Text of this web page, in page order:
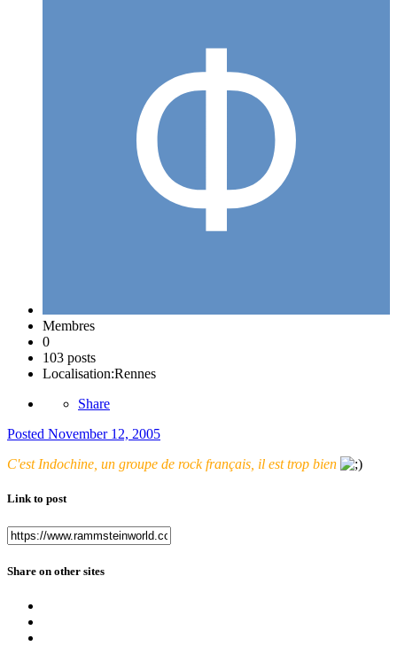
Membres
0
103 posts
Localisation:Rennes
Share
Posted November 12, 2005
C'est Indochine, un groupe de rock français, il est trop bien
Link to post
Share on other sites